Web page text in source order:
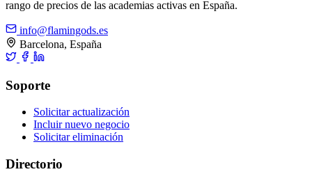
rango de precios de las academias activas en España.
info@flamingods.es
Barcelona, España
Soporte
Solicitar actualización
Incluir nuevo negocio
Solicitar eliminación
Directorio